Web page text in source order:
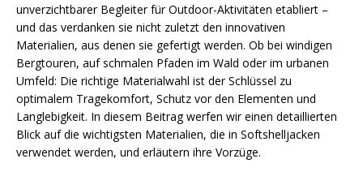
unverzichtbarer Begleiter für Outdoor-Aktivitäten etabliert –
und das verdanken sie nicht zuletzt den innovativen
Materialien, aus denen sie gefertigt werden. Ob bei windigen
Bergtouren, auf schmalen Pfaden im Wald oder im urbanen
Umfeld: Die richtige Materialwahl ist der Schlüssel zu
optimalem Tragekomfort, Schutz vor den Elementen und
Langlebigkeit. In diesem Beitrag werfen wir einen detaillierten
Blick auf die wichtigsten Materialien, die in Softshelljacken
verwendet werden, und erläutern ihre Vorzüge.